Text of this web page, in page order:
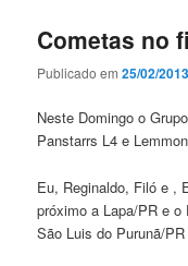
Cometas no
Publicado em25/02/2013
Neste Domingo o
Panstarrs L4 e
Eu, Reginaldo, Filó e ,
próximo a Lapa/PR e o
São Luis do Purunã/PR